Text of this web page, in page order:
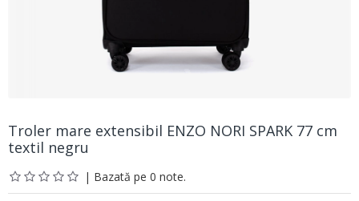
Troler mare extensibil ENZO NORI SPARK 77 cm
textil negru
| Bazată pe 0 note.